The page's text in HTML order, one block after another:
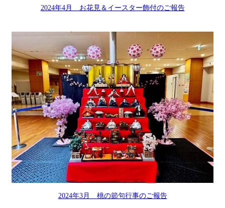
2024年4月 お花見＆イースター飾付のご報告
2024年3月 桃の節句行事のご報告